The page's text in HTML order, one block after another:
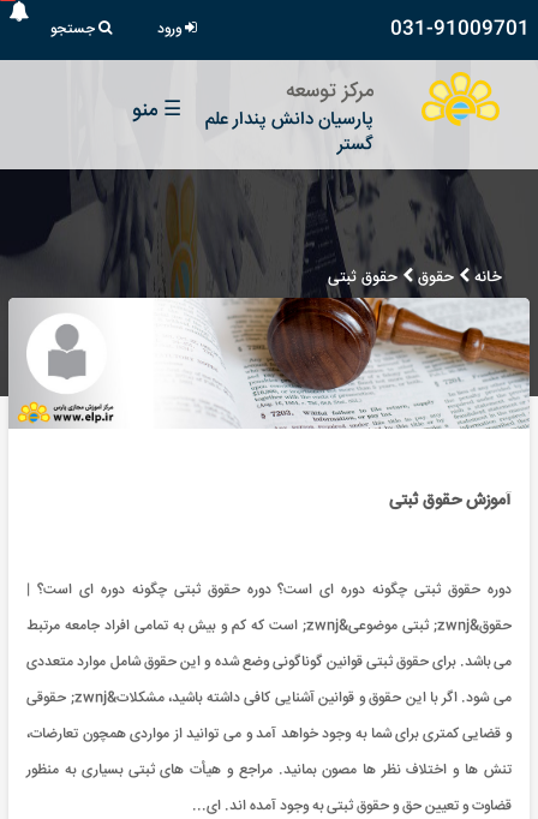
031-91009701 ورود جستجو
مرکز توسعه
پارسیان دانش پندار علم
گستر
☰ منو
خانه حقوق حقوق ثبتی
آموزش حقوق ثبتی
دوره حقوق ثبتی چگونه دوره ای است؟ دوره حقوق ثبتی چگونه دوره ای است؟ |
حقوق&zwnj; ثبتی موضوعی&zwnj; است که کم و بیش به تمامی افراد جامعه مرتبط
می باشد. برای حقوق ثبتی قوانین گوناگونی وضع شده و این حقوق شامل موارد متعددی
می شود. اگر با این حقوق و قوانین آشنایی کافی داشته باشید، مشکلات&zwnj; حقوقی
و قضایی کمتری برای شما به وجود خواهد آمد و می توانید از مواردی همچون تعارضات،
تنش ها و اختلاف نظر ها مصون بمانید. مراجع و هیأت های ثبتی بسیاری به منظور
قضاوت و تعیین حق و حقوق ثبتی به وجود آمده اند. ای...